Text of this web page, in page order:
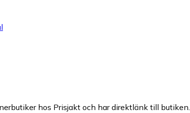
hos Prisjakt och har direktlänk till butiken.